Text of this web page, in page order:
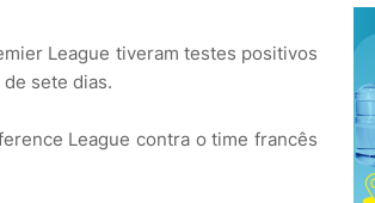
League tiveram testes positivos
sete dias.
League contra o time francês